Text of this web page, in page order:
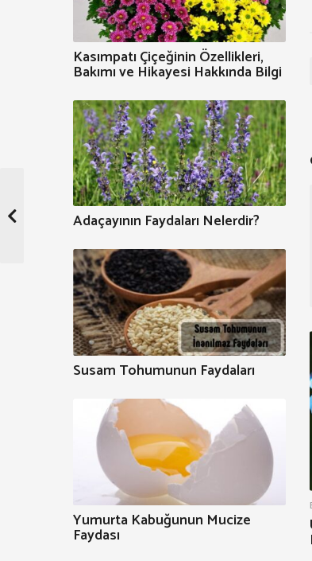
Kasımpatı Çiçeğinin Özellikleri,
Bakımı ve Hikayesi Hakkında Bilgi
Adaçayının Faydaları Nelerdir?
Susam Tohumunun Faydaları
Yumurta Kabuğunun Mucize
Faydası